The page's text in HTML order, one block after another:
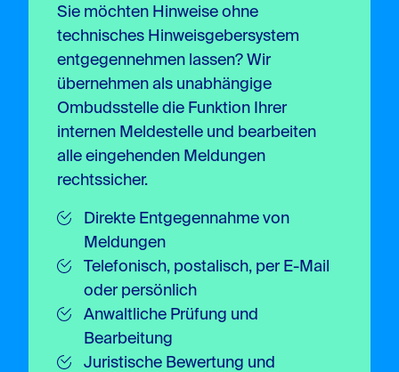
Sie möchten Hinweise ohne
technisches Hinweisgebersystem
entgegennehmen lassen? Wir
übernehmen als unabhängige
Ombudsstelle die Funktion Ihrer
internen Meldestelle und bearbeiten
alle eingehenden Meldungen
rechtssicher.
Direkte Entgegennahme von
Meldungen
Telefonisch, postalisch, per E-Mail
oder persönlich
Anwaltliche Prüfung und
Bearbeitung
Juristische Bewertung und